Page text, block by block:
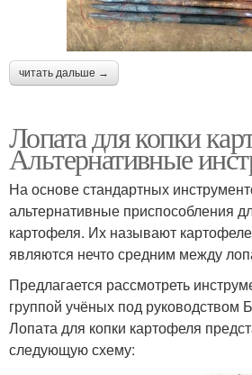
читать дальше →
Лопата для копки
Альтернативные
На основе стандартных
альтернативные приспособления
картофеля. Их называют
являются нечто средним между
Предлагается рассмотреть
группой учёных под руководством
Лопата для копки картофеля
следующую схему: